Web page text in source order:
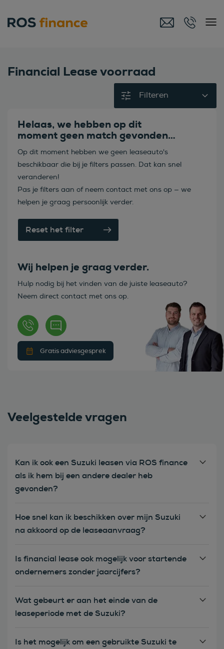
Financial Lease voorraad
Filteren
Helaas, we hebben op dit
moment geen match gevonden…
Op dit moment hebben we geen leaseauto's
beschikbaar die bij je filters passen. Dat kan snel
veranderen!
Pas je filters aan of neem contact met ons op — we
helpen je graag persoonlijk verder.
Reset het filter
Wij helpen je graag verder.
Hulp nodig bij het vinden van de juiste leaseauto?
Neem direct contact met ons op.
Gratis adviesgesprek
Veelgestelde vragen
Kan ik ook een Suzuki leasen via ROS finance
als ik hem bij een andere dealer heb
gevonden?
Hoe snel kan ik beschikken over mijn Suzuki
na akkoord op de leaseaanvraag?
Is financial lease ook mogelijk voor startende
ondernemers zonder jaarcijfers?
Wat gebeurt er aan het einde van de
leaseperiode met de Suzuki?
Is het mogelijk om een gebruikte Suzuki te